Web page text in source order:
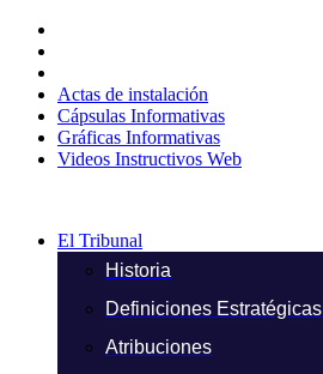
contenido
Actas de instalación
Cápsulas Informativas
Gráficas Informativas
Videos Instructivos Web
El Tribunal
Historia
Definiciones Estratégicas
Atribuciones